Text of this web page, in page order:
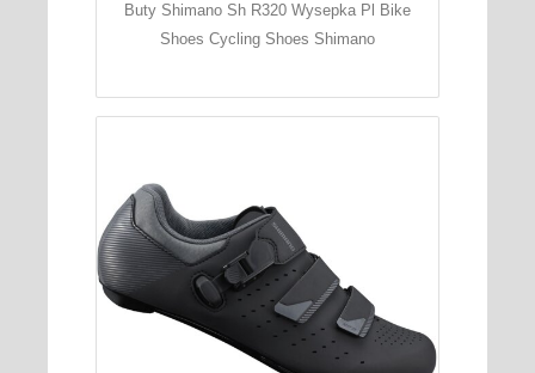
Buty Shimano Sh R320 Wysepka Pl Bike
Shoes Cycling Shoes Shimano